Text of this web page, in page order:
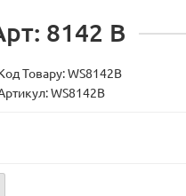
8142 B
Товару:WS8142B
WS8142B